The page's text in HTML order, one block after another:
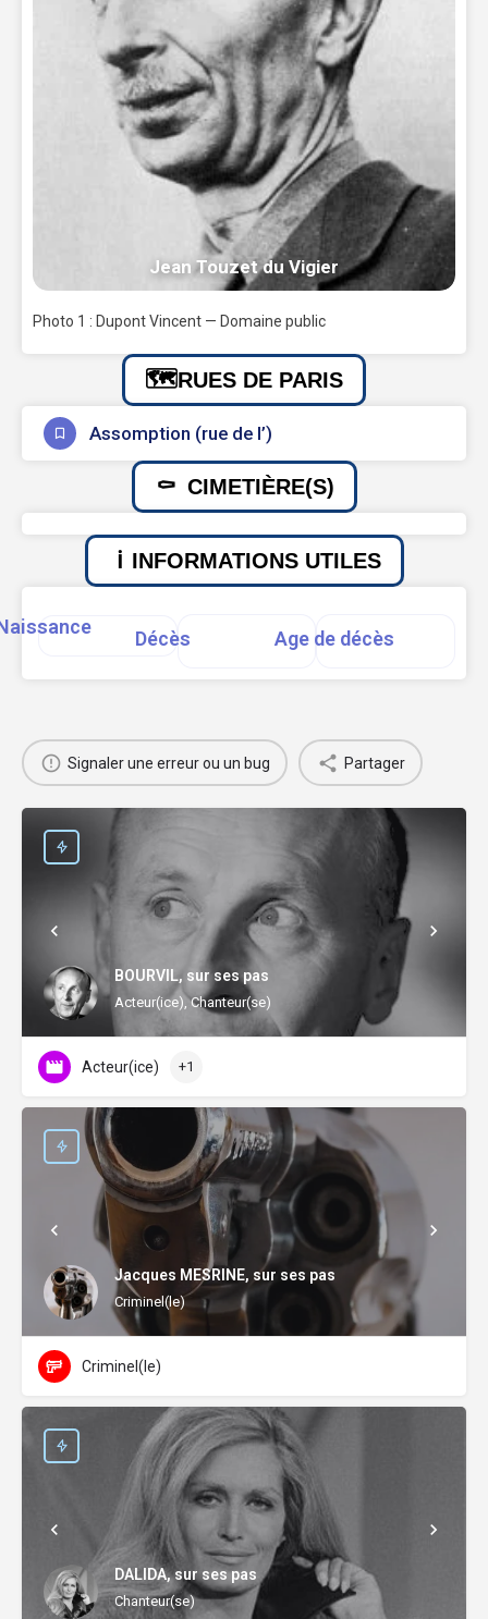
Jean Touzet du Vigier
Photo 1 : Dupont Vincent — Domaine public
RUES DE PARIS
Assomption (rue de l’)
CIMETIÈRE(S)
INFORMATIONS UTILES
Décès Age de décès
Signaler une erreur ou un bug Partager
BOURVIL, sur ses pas
Acteur(ice), Chanteur(se)
Acteur(ice) +1
Jacques MESRINE, sur ses pas
Criminel(le)
Criminel(le)
DALIDA, sur ses pas
Chanteur(se)